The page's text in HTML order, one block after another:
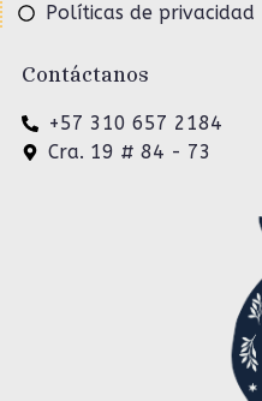
Políticas de privacidad
Contáctanos
+57 310 657 2184
Cra. 19 # 84 - 73